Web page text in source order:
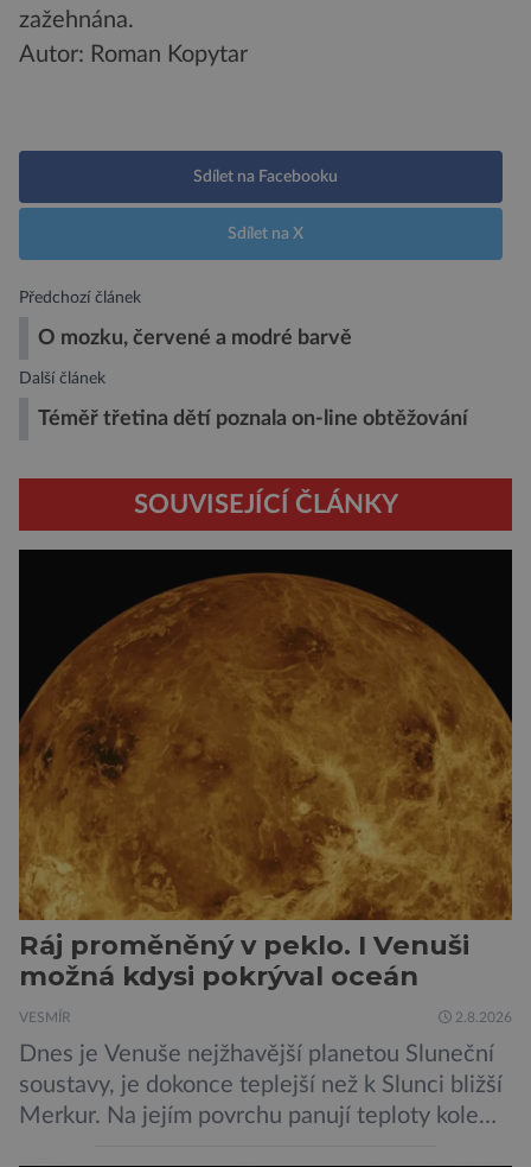
zažehnána.
Autor: Roman Kopytar
Sdílet na Facebooku
Sdílet na X
Předchozí článek
O mozku, červené a modré barvě
Další článek
Téměř třetina dětí poznala on-line obtěžování
SOUVISEJÍCÍ ČLÁNKY
Ráj proměněný v peklo. I Venuši
možná kdysi pokrýval oceán
VESMÍR 2.8.2026
Dnes je Venuše nejžhavější planetou Sluneční
soustavy, je dokonce teplejší než k Slunci bližší
Merkur. Na jejím povrchu panují teploty kolem